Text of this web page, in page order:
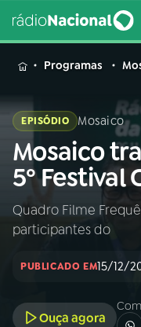
MENU
Buscar
na
Rádio
Nacional
Programas
EPISÓDIO Mosaico
Mosaico
5º Festival
Quadro Filme
participantes do
PUBLICADO EM15/12/
Ouça agora